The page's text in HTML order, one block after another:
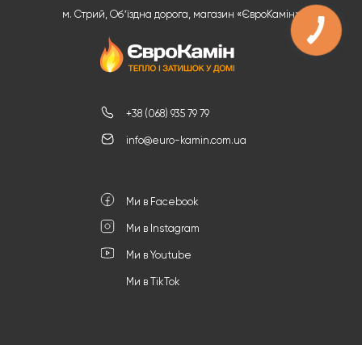
+38 (068) 935 79 79
info@euro-kamin.com.ua
Ми в Facebook
Ми в Instagram
Ми в Youtube
Ми в TikTok
м. Стрий, Обʼїздна дорога, магазин «ЄвроКамін»